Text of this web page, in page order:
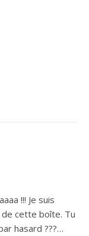
!!! Je suis
cette boîte. Tu
hasard ???…